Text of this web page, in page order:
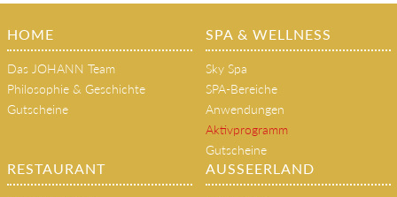
HOME
Das JOHANN Team
SPA & WELLNESS
Sky Spa
SPA-Bereiche
Anwendungen
Aktivprogramm
Gutscheine